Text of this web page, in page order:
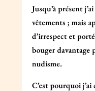
Jusqu’à présent
vêtements ; mais
d’irrespect et
bouger davantage
nudisme.
C’est pourquoi